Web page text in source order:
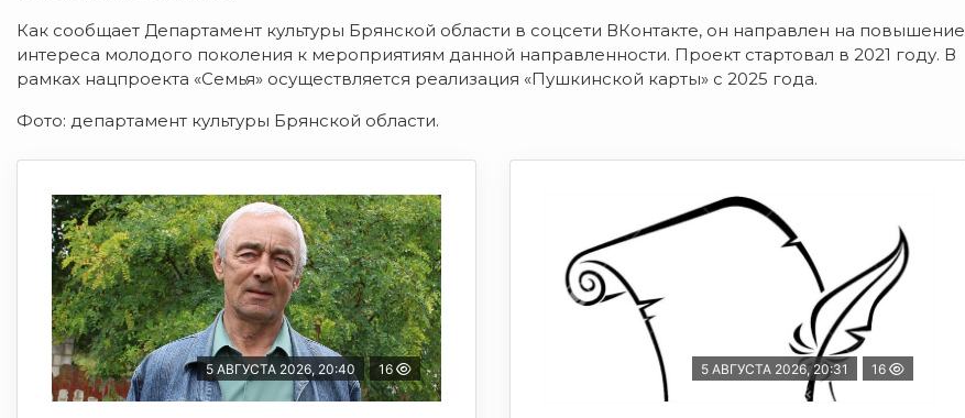
Как сообщает Департамент культуры Брянской области в соцсети ВКонтакте, он направлен на повышение
интереса молодого поколения к мероприятиям данной направленности. Проект стартовал в 2021 году. В
рамках нацпроекта «Семья» осуществляется реализация «Пушкинской карты» с 2025 года.
Фото: департамент культуры Брянской области.
5 АВГУСТА 2026, 20:40 16 5 АВГУСТА 2026, 20:31 16